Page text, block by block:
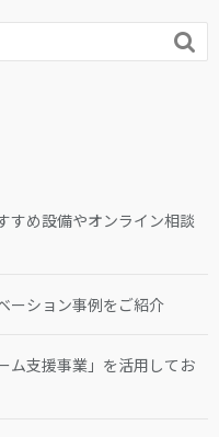

すめ設備やオンライン相談
ーション事例をご紹介
ム支援事業」を活用してお